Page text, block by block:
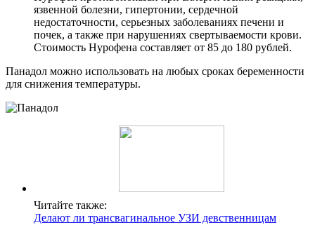
язвенной болезни, гипертонии, сердечной
недостаточности, серьезных заболеваниях печени и
почек, а также при нарушениях свертываемости крови.
Стоимость Нурофена составляет от 85 до 180 рублей.
Панадол можно использовать на любых сроках беременности
для снижения температуры.
Читайте также:
Делают ли трансвагинальное УЗИ девственницам